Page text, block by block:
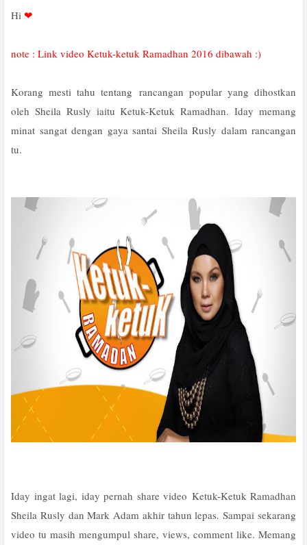
Hi ❤
note : Link video Ketuk-ketuk Ramadhan 2016 dibawah :)
Korang mesti tahu tentang rancangan popular yang dihostkan
oleh Sheila Rusly iaitu Ketuk-Ketuk Ramadhan. Iday memang
minat sangat dengan gaya santai Sheila Rusly dalam rancangan
tu.
Iday ingat lagi, iday pernah share video Ketuk-Ketuk Ramadhan
Sheila Rusly dan Mark Adam akhir tahun lepas. Sampai sekarang
video tu masih mengumpul share, views, comment like. Memang